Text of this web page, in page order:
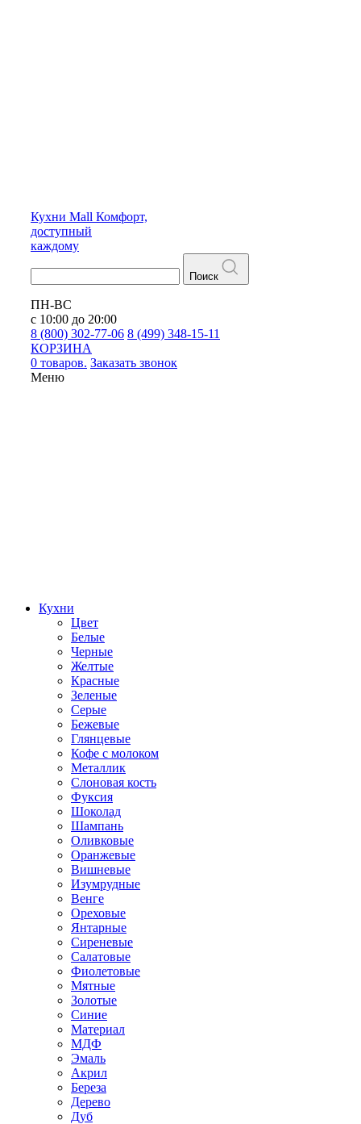
Кухни Mall Комфорт,
доступный
каждому
Поиск
ПН-ВС
с 10:00 до 20:00
8 (800) 302-77-06 8 (499) 348-15-11
КОРЗИНА
0 товаров. Заказать звонок
Меню
Кухни
Цвет
Белые
Черные
Желтые
Красные
Зеленые
Серые
Бежевые
Глянцевые
Кофе с молоком
Металлик
Слоновая кость
Фуксия
Шоколад
Шампань
Оливковые
Оранжевые
Вишневые
Изумрудные
Венге
Ореховые
Янтарные
Сиреневые
Салатовые
Фиолетовые
Мятные
Золотые
Синие
Материал
МДФ
Эмаль
Акрил
Береза
Дерево
Дуб